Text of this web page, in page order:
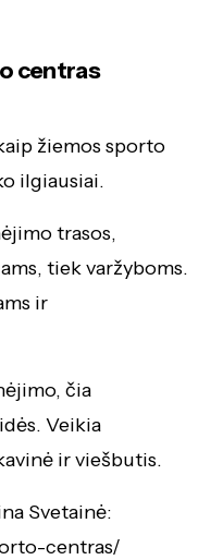
centras
žiemos sporto
ilgiausiai.
trasos,
tiek varžyboms.
ir
čia
Veikia
ir viešbutis.
Svetainė:
centras/